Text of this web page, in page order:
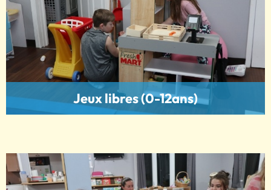
Jeux libres (0-12ans)